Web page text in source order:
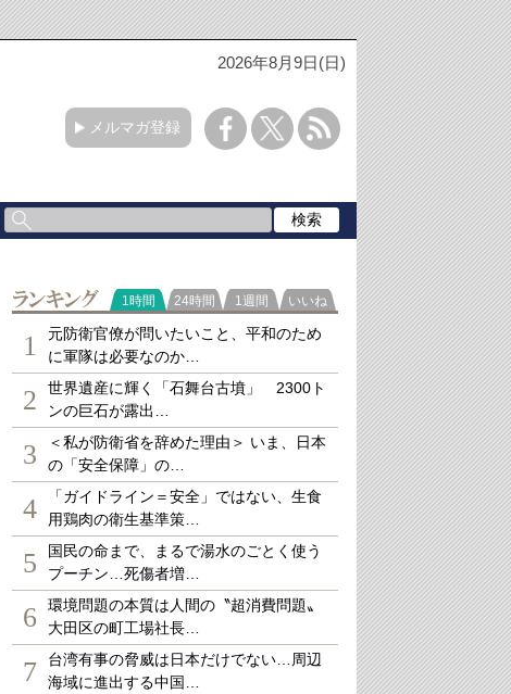
2026年8月9日(日)
メルマガ登録
ランキング
1時間 24時間 1週間 いいね
1
元防衛官僚が問いたいこと、平和のため
に軍隊は必要なのか…
2
世界遺産に輝く「石舞台古墳」 2300ト
ンの巨石が露出…
3
＜私が防衛省を辞めた理由＞ いま、日本
の「安全保障」の…
4
「ガイドライン＝安全」ではない、生食
用鶏肉の衛生基準策…
5
国民の命まで、まるで湯水のごとく使う
プーチン…死傷者増…
6
環境問題の本質は人間の〝超消費問題〟
大田区の町工場社長…
7
台湾有事の脅威は日本だけでない…周辺
海域に進出する中国…